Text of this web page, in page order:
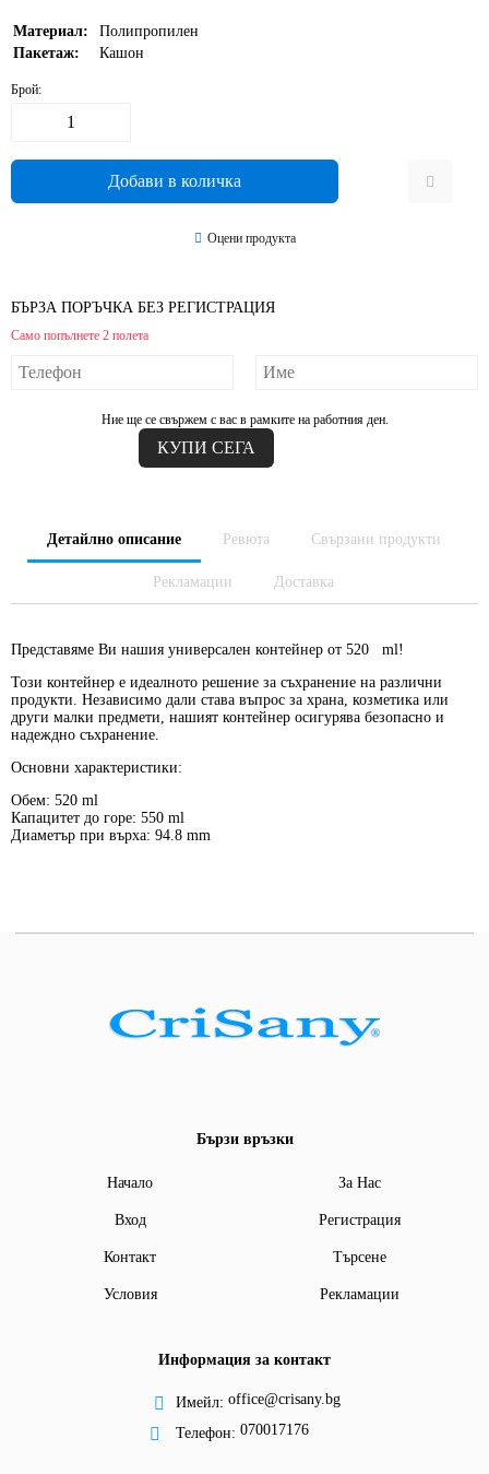
Материал:
Полипропилен
Пакетаж:
Кашон
Брой:
Оцени продукта
БЪРЗА ПОРЪЧКА БЕЗ РЕГИСТРАЦИЯ
Само попълнете 2 полета
Ние ще се свържем с вас в рамките на работния ден.
Детайлно описание Ревюта Свързани продукти
Рекламации Доставка
Представяме Ви нашия универсален контейнер от 520 ml!
Този контейнер е идеалното решение за съхранение на различни
продукти. Независимо дали става въпрос за храна, козметика или
други малки предмети, нашият контейнер осигурява безопасно и
надеждно съхранение.
Основни характеристики:
Обем: 520 ml
Капацитет до горе: 550 ml
Диаметър при върха: 94.8 mm
Бързи връзки
Начало За Нас
Вход Регистрация
Контакт Търсене
Условия Рекламации
Информация за контакт
Имейл: office@crisany.bg
Телефон: 070017176